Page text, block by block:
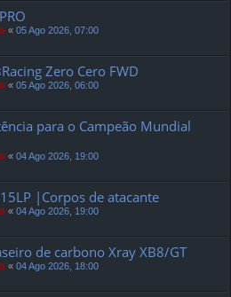
« 05 Ago 2026, 07:00
Zero Cero FWD
« 05 Ago 2026, 06:00
para o Campeão Mundial
« 04 Ago 2026, 19:00
|Corpos de atacante
« 04 Ago 2026, 19:00
de carbono Xray XB8/GT
« 04 Ago 2026, 18:00